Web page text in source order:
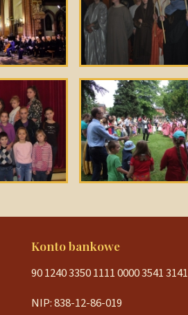
Konto bankowe
90 1240 3350 1111 0000 3541 3141
NIP: 838-12-86-019